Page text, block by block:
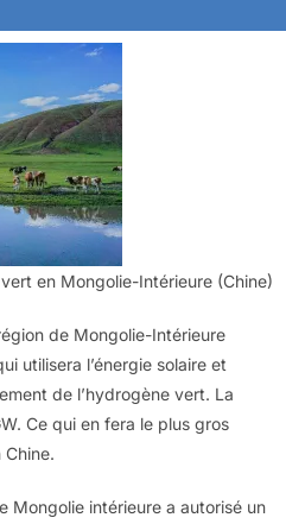
en Mongolie-Intérieure (Chine)
de Mongolie-Intérieure
utilisera l’énergie solaire et
de l’hydrogène vert. La
Ce qui en fera le plus gros
Mongolie intérieure a autorisé un